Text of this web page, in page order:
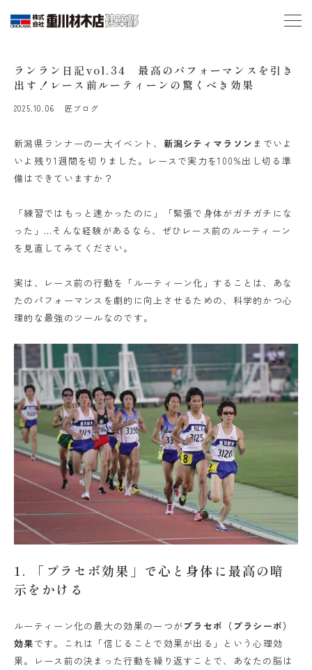
ランラン日記vol.34 最高のパフォーマンスを引き
出す！レース前ルーティーンの驚くべき効果
2025.10.06 匠ブログ
新潟県ランナーの一大イベント、 新潟シティマラソン までいよ
いよ残り1週間を切りました。レースで実力を100%出し切る準
備はできていますか？
「練習ではもっと速かったのに」「緊張で身体がガチガチにな
った」…そんな経験があるなら、ぜひレース前のルーティーン
を見直してみてください。
実は、レース前の行動を「ルーティーン化」することは、あな
たのパフォーマンスを劇的に向上させるための、科学的かつ心
理的な最強のツールなのです。
1. 「プラセボ効果」で心と身体に最高の暗
示をかける
ルーティーン化の最大の効果の一つがプラセボ（プラシーボ）
効果です。これは「信じることで効果が出る」という心理効
果。レース前の決まった行動を繰り返すことで、あなたの脳は